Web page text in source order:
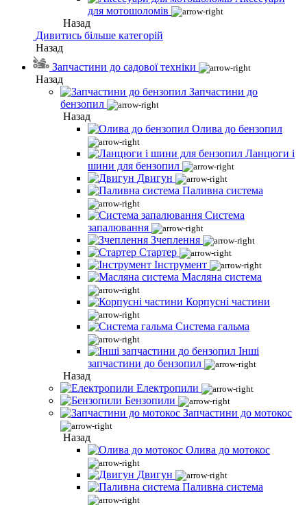
для мотошоломів
Назад
Дивитись більше категорій
Назад
Запчастини до садової техніки
Назад
Запчастини до
бензопил
Назад
Олива до бензопил
Ланцюги і
шини для бензопил
Двигун
Паливна система
Система
запалювання
Зчеплення
Стартер
Інструмент
Масляна система
Корпусні частини
Система гальма
Інші
запчастини до бензопил
Назад
Електропили
Бензопили
Запчастини до мотокос
Назад
Олива до мотокос
Двигун
Паливна система